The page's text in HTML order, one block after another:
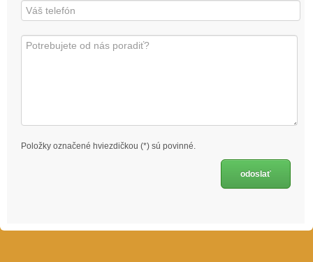
Položky označené hviezdičkou (*) sú povinné.